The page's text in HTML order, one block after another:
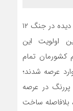
وزیر راه و شهرسازی بازسازی مناطق خسارت دیده در جنگ ۱۲
اولویت این
کشورمان تمام
عرصه شدند؛
در عرصه
بلافاصله ساخت